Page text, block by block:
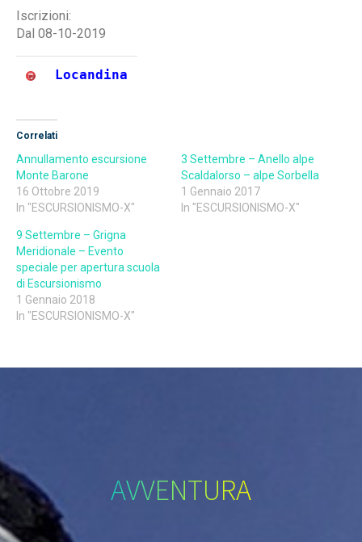
Iscrizioni:
Dal 08-10-2019
Locandina
Correlati
Annullamento escursione
Monte Barone
16 Ottobre 2019
In "ESCURSIONISMO-X"
3 Settembre – Anello alpe
Scaldalorso – alpe Sorbella
1 Gennaio 2017
In "ESCURSIONISMO-X"
9 Settembre – Grigna
Meridionale – Evento
speciale per apertura scuola
di Escursionismo
1 Gennaio 2018
In "ESCURSIONISMO-X"
AVVENTURA